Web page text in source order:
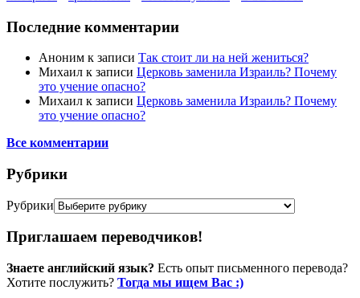
Последние комментарии
Аноним к записи Так стоит ли на ней жениться?
Михаил к записи Церковь заменила Израиль? Почему
это учение опасно?
Михаил к записи Церковь заменила Израиль? Почему
это учение опасно?
Все комментарии
Рубрики
Рубрики
Приглашаем переводчиков!
Знаете английский язык? Есть опыт письменного перевода?
Хотите послужить? Тогда мы ищем Вас :)